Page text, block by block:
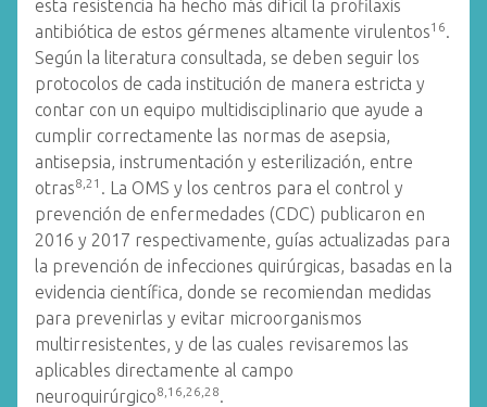
esta resistencia ha hecho más difícil la profilaxis
antibiótica de estos gérmenes altamente virulentos16.
Según la literatura consultada, se deben seguir los
protocolos de cada institución de manera estricta y
contar con un equipo multidisciplinario que ayude a
cumplir correctamente las normas de asepsia,
antisepsia, instrumentación y esterilización, entre
otras8,21 . La OMS y los centros para el control y
prevención de enfermedades (CDC) publicaron en
2016 y 2017 respectivamente, guías actualizadas para
la prevención de infecciones quirúrgicas, basadas en la
evidencia científica, donde se recomiendan medidas
para prevenirlas y evitar microorganismos
multirresistentes, y de las cuales revisaremos las
aplicables directamente al campo
neuroquirúrgico8,16,26,28.